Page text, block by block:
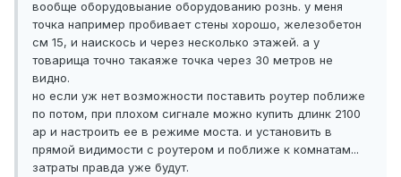
вообще оборудовыание оборудованию рознь. у меня
точка например пробивает стены хорошо, железобетон
см 15, и наискось и через несколько этажей. а у
товарища точно такаяже точка через 30 метров не
видно.
но если уж нет возможности поставить роутер поближе
по потом, при плохом сигнале можно купить длинк 2100
ар и настроить ее в режиме моста. и установить в
прямой видимости с роутером и поближе к комнатам...
затраты правда уже будут.